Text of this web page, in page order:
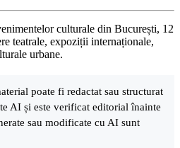
culturale din București, 12
teatrale, expoziții internaționale,
urbane.
poate fi redactat sau structurat
AI și este verificat editorial înainte
sau modificate cu AI sunt